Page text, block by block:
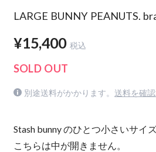
LARGE BUNNY PEANUTS.
¥15,400 税込
SOLD OUT
別途送料がかかります。 送料を確
Stash bunny のひとつ小さいサイズ
こちらは中が開きません。